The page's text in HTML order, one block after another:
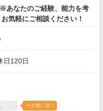
あなたのご経験、能力を考
気軽にご相談ください！
日120日
今が狙い目！